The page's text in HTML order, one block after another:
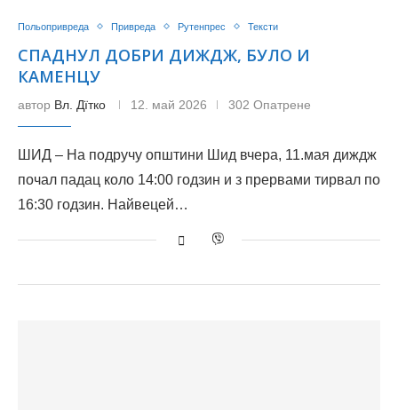
Польопривреда Привреда Рутенпрес Тексти
СПАДНУЛ ДОБРИ ДИЖДЖ, БУЛО И
КАМЕНЦУ
автор Вл. Дїтко 12. май 2026 302 Опатрене
ШИД – На подручу општини Шид вчера, 11.мая диждж
почал падац коло 14:00 годзин и з прервами тирвал по
16:30 годзин. Найвецей…